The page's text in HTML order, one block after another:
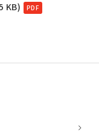
KB)